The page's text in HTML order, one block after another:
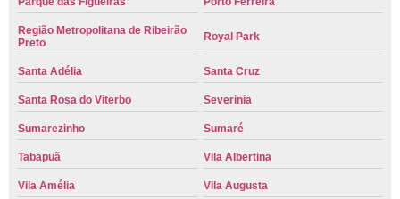
Região Metropolitana de Ribeirão
Preto
Royal Park
Santa Adélia Santa Cruz
Santa Rosa do Viterbo Severinia
Sumarezinho Sumaré
Tabapuã Vila Albertina
Vila Amélia Vila Augusta